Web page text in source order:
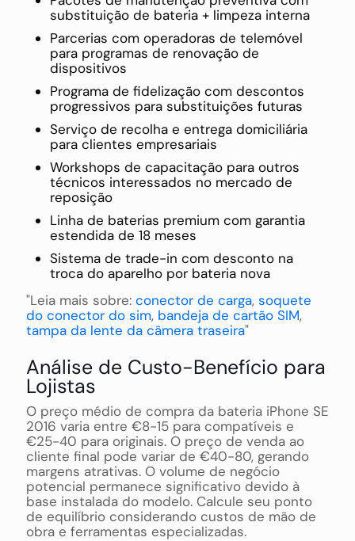
substituição de bateria + limpeza interna
Parcerias com operadoras de telemóvel
para programas de renovação de
dispositivos
Programa de fidelização com descontos
progressivos para substituições futuras
Serviço de recolha e entrega domiciliária
para clientes empresariais
Workshops de capacitação para outros
técnicos interessados no mercado de
reposição
Linha de baterias premium com garantia
estendida de 18 meses
Sistema de trade-in com desconto na
troca do aparelho por bateria nova
"Leia mais sobre: conector de carga, soquete
do conector do sim, bandeja de cartão SIM,
tampa da lente da câmera traseira"
Análise de Custo-Benefício para
Lojistas
O preço médio de compra da bateria iPhone SE
2016 varia entre €8-15 para compatíveis e
€25-40 para originais. O preço de venda ao
cliente final pode variar de €40-80, gerando
margens atrativas. O volume de negócio
potencial permanece significativo devido à
base instalada do modelo. Calcule seu ponto
de equilíbrio considerando custos de mão de
obra e ferramentas especializadas.